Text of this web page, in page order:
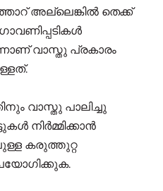
അല്ലെങ്കിൽ തെക്ക്
വാസ്തു പ്രകാരം
വാസ്തു പാലിച്ചു
നിർമ്മിക്കാൻ
കരുത്തുറ്റ